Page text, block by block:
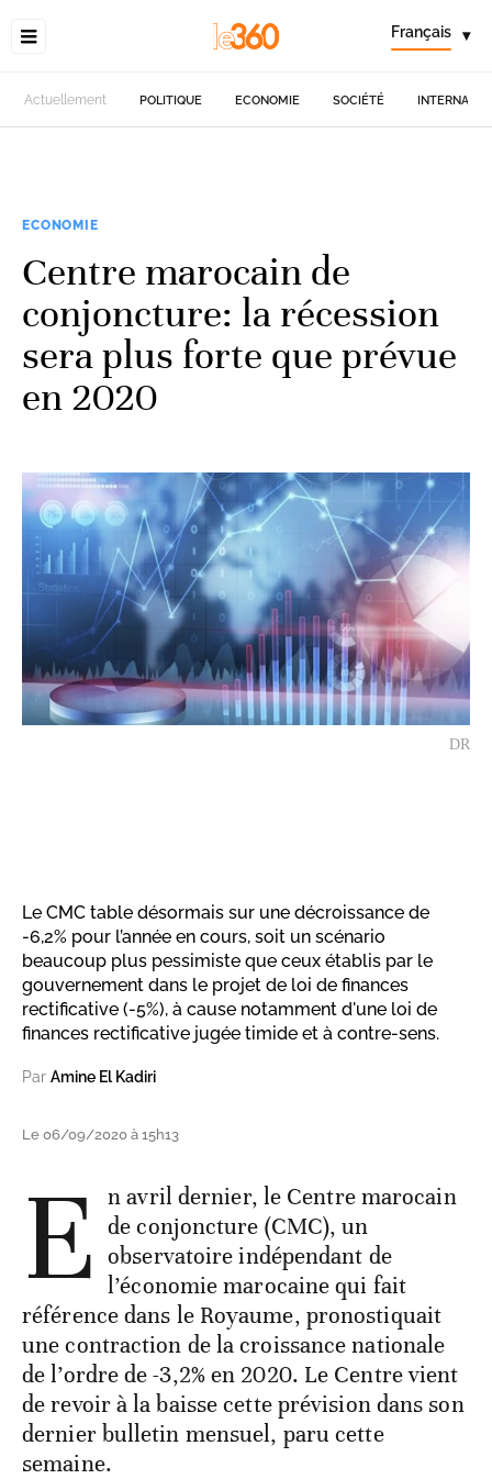
Français ▾
Actuellement POLITIQUE ECONOMIE SOCIÉTÉ
ECONOMIE
Centre marocain de
conjoncture: la récession
sera plus forte que prévue
en 2020
DR
Le CMC table désormais sur une décroissance de
-6,2% pour l’année en cours, soit un scénario
beaucoup plus pessimiste que ceux établis par le
gouvernement dans le projet de loi de finances
rectificative (-5%), à cause notamment d'une loi de
finances rectificative jugée timide et à contre-sens.
Par Amine El Kadiri
Le 06/09/2020 à 15h13
E n avril dernier, le Centre marocain
de conjoncture (CMC), un
observatoire indépendant de
l’économie marocaine qui fait
référence dans le Royaume, pronostiquait
une contraction de la croissance nationale
de l’ordre de -3,2% en 2020. Le Centre vient
de revoir à la baisse cette prévision dans son
dernier bulletin mensuel, paru cette
semaine.